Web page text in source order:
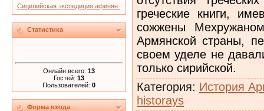
Сицилийская экспедиция афинян.
Статистика
Онлайн всего: 13
Гостей: 13
Пользователей: 0
Форма входа
греческие книги,
сожжены
Армянской страны,
своем уделе не
только сирийской.
Категория: История
historays